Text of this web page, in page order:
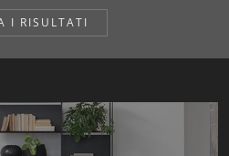
I RISULTATI